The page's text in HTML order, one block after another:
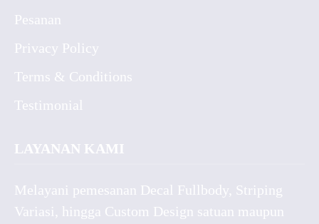
Pesanan
Privacy Policy
Terms & Conditions
Testimonial
LAYANAN KAMI
Melayani pemesanan Decal Fullbody, Striping
Variasi, hingga Custom Design satuan maupun